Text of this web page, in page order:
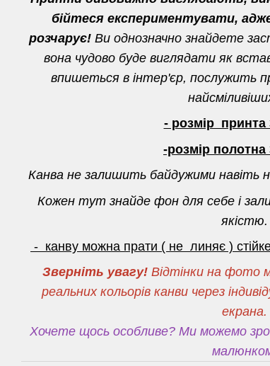
бійтеся експериментувати,
розчарує! Ви однозначно знайдете
вона чудово буде виглядати як
впишеться в інтер'єр, послужить
- розмір принта
-розмір полотна
Канва не залишить байдужими навіть
Кожен тут знайде фон для себе і
якістю.
- канву можна прати ( не линяє )
Зверніть увагу! Відтінки на фото
реальних кольорів канви через
екрана.
Хочете щось особливе? Ми можемо